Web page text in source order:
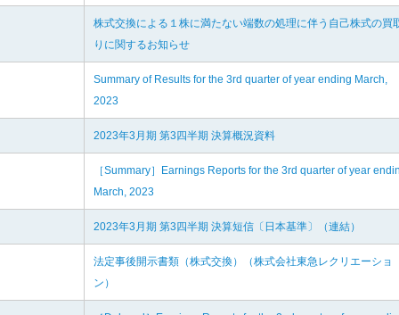
株式交換による１株に満たない端数の処理に伴う自己株式の買
りに関するお知らせ
Summary of Results for the 3rd quarter of year ending March,
2023
2023年3月期 第3四半期 決算概況資料
［Summary］Earnings Reports for the 3rd quarter of year
March, 2023
2023年3月期 第3四半期 決算短信〔日本基準〕（連結）
法定事後開示書類（株式交換）（株式会社東急レクリエーショ
ン）